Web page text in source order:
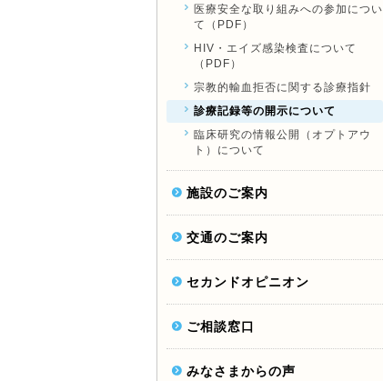
医療安全な取り組みへの参加につい
て（PDF）
HIV・エイズ感染検査について
（PDF）
宗教的輸血拒否に関する診療指針
診療記録等の開示について
臨床研究の情報公開（オプトアウ
ト）について
施設のご案内
交通のご案内
セカンドオピニオン
ご相談窓口
みなさまからの声